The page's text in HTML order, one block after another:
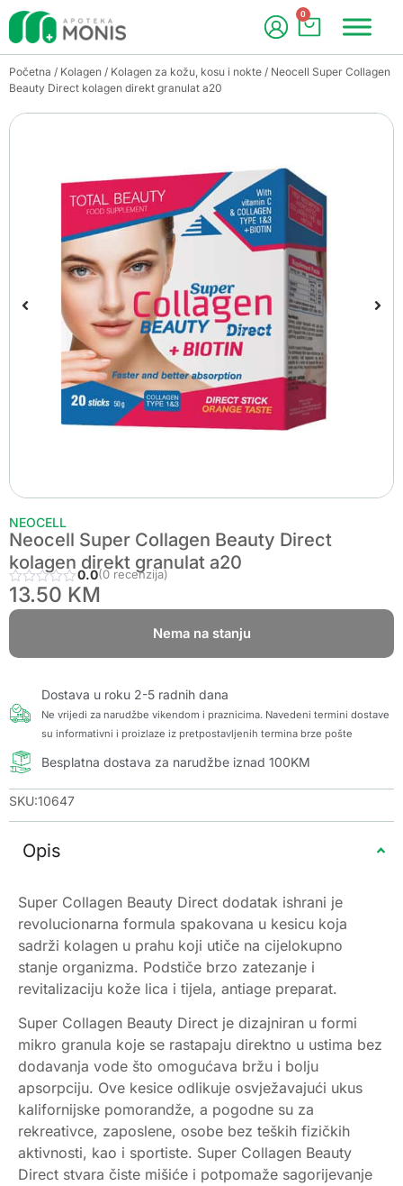
0
Početna / Kolagen / Kolagen za kožu, kosu i nokte / Neocell Super Collagen
Beauty Direct kolagen direkt granulat a20
NEOCELL
Neocell Super Collagen Beauty Direct
kolagen direkt granulat a20
0.0(0 recenzija)
13.50 KM
Nema na stanju
Dostava u roku 2-5 radnih dana
Ne vrijedi za narudžbe vikendom i praznicima. Navedeni termini dostave
su informativni i proizlaze iz pretpostavljenih termina brze pošte
Besplatna dostava za narudžbe iznad 100KM
SKU:10647
Opis
Super Collagen Beauty Direct dodatak ishrani je
revolucionarna formula spakovana u kesicu koja
sadrži kolagen u prahu koji utiče na cijelokupno
stanje organizma. Podstiče brzo zatezanje i
revitalizaciju kože lica i tijela, antiage preparat.
Super Collagen Beauty Direct je dizajniran u formi
mikro granula koje se rastapaju direktno u ustima bez
dodavanja vode što omogućava bržu i bolju
apsorpciju. Ove kesice odlikuje osvježavajući ukus
kalifornijske pomorandže, a pogodne su za
rekreativce, zaposlene, osobe bez teških fizičkih
aktivnosti, kao i sportiste. Super Collagen Beauty
Direct stvara čiste mišiće i potpomaže sagorijevanje